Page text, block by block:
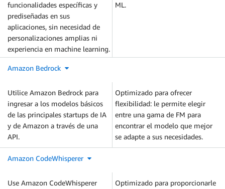
funcionalidades específicas y
prediseñadas en sus
aplicaciones, sin necesidad de
personalizaciones amplias ni
experiencia en machine learning.
ML.
Amazon Bedrock
Utilice Amazon Bedrock para
ingresar a los modelos básicos
de las principales startups de IA
y de Amazon a través de una
API.
Optimizado para ofrecer
flexibilidad: le permite elegir
entre una gama de FM para
encontrar el modelo que mejor
se adapte a sus necesidades.
Amazon CodeWhisperer
Use Amazon CodeWhisperer
Optimizado para proporcionarle